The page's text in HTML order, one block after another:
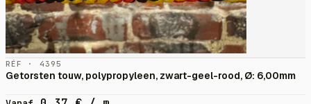
RÉF · 4395
Getorsten touw, polypropyleen, zwart-geel-rood, Ø: 6,00mm